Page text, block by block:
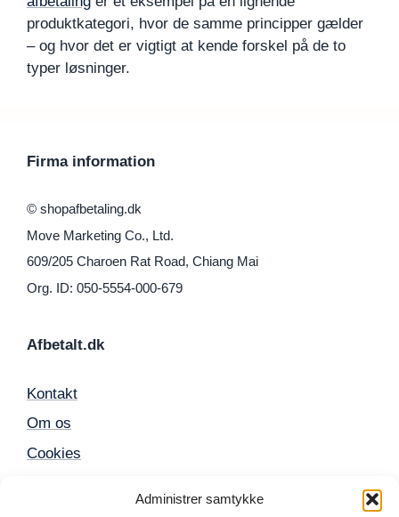
Administrer samtykke
produktkategori, hvor de samme principper gælder
– og hvor det er vigtigt at kende forskel på de to
typer løsninger.
Firma information
© shopafbetaling.dk
Move Marketing Co., Ltd.
609/205 Charoen Rat Road, Chiang Mai
Org. ID: 050-5554-000-679
Afbetalt.dk
Kontakt
Om os
Cookies